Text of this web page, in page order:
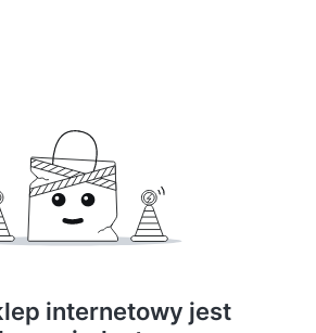
internetowy jest